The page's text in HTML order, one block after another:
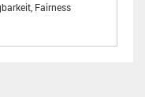
Fairness